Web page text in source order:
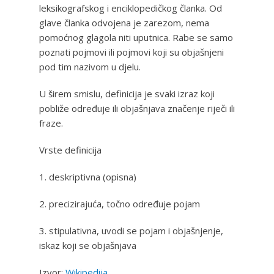
leksikografskog i enciklopedičkog članka. Od
glave članka odvojena je zarezom, nema
pomoćnog glagola niti uputnica. Rabe se samo
poznati pojmovi ili pojmovi koji su objašnjeni
pod tim nazivom u djelu.
U širem smislu, definicija je svaki izraz koji
pobliže određuje ili objašnjava značenje riječi ili
fraze.
Vrste definicija
1. deskriptivna (opisna)
2. precizirajuća, točno određuje pojam
3. stipulativna, uvodi se pojam i objašnjenje,
iskaz koji se objašnjava